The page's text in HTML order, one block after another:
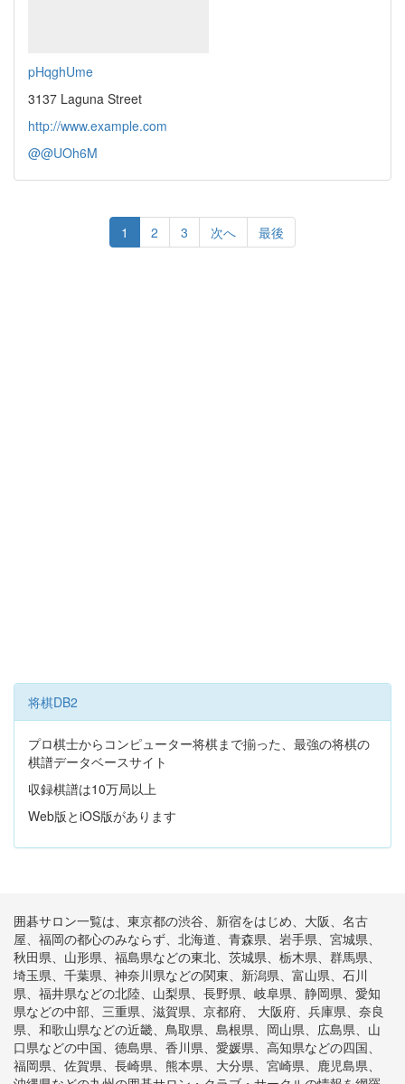
pHqghUme
3137 Laguna Street
http://www.example.com
@@UOh6M
1 2 3 次へ 最後
将棋DB2
プロ棋士からコンピューター将棋まで揃った、最強の将棋の
棋譜データベースサイト
収録棋譜は10万局以上
Web版とiOS版があります
囲碁サロン一覧は、東京都の渋谷、新宿をはじめ、大阪、名古
屋、福岡の都心のみならず、北海道、青森県、岩手県、宮城県、
秋田県、山形県、福島県などの東北、茨城県、栃木県、群馬県、
埼玉県、千葉県、神奈川県などの関東、新潟県、富山県、石川
県、福井県などの北陸、山梨県、長野県、岐阜県、静岡県、愛知
県などの中部、三重県、滋賀県、京都府、 大阪府、兵庫県、奈良
県、和歌山県などの近畿、鳥取県、島根県、岡山県、広島県、山
口県などの中国、徳島県、香川県、愛媛県、高知県などの四国、
福岡県、佐賀県、長崎県、熊本県、大分県、宮崎県、鹿児島県、